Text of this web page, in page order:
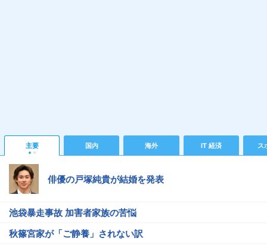
主要 国内 海外 IT 経済 ス
俳優の戸塚純貴が結婚を発表
池袋暴走事故 加害者家族の苦悩
秋篠宮家が「ご静養」されない訳